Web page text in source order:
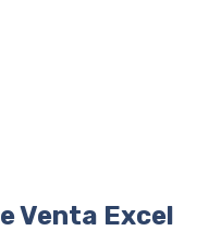
Venta Excel